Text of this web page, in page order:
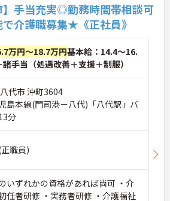
】手当充実◎勤務時間帯相談可
介護職募集★《正社員》
万円～18.7万円基本給：14.4～16.
手当（処遇改善＋支援＋制服）
代市 沖町3604
島本線(門司港－八代)「八代駅」バ
分
職員)
いずれかの資格があれば尚可 ・介
任者研修 ・実務者研修 ・介護福祉